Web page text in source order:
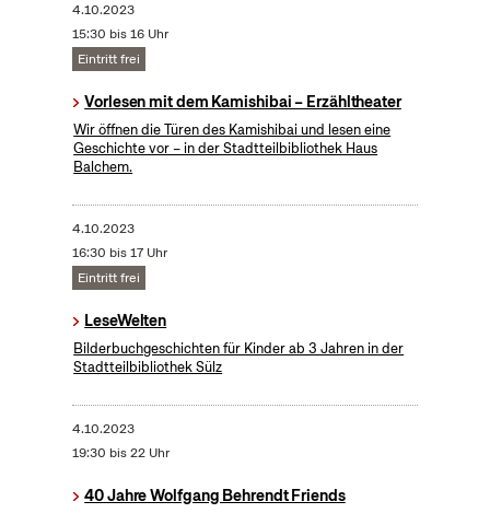
4.10.2023
15:30 bis 16 Uhr
Eintritt frei
Vorlesen mit dem Kamishibai – Erzähltheater
Wir öffnen die Türen des Kamishibai und lesen eine
Geschichte vor – in der Stadtteilbibliothek Haus
Balchem.
4.10.2023
16:30 bis 17 Uhr
Eintritt frei
LeseWelten
Bilderbuchgeschichten für Kinder ab 3 Jahren in der
Stadtteilbibliothek Sülz
4.10.2023
19:30 bis 22 Uhr
40 Jahre Wolfgang Behrendt Friends